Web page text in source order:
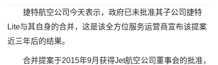
捷特航空公司今天表示，政府已未批准其子公司捷特
Lite与其自身的合并，这是该全方位服务运营商宣布该提案
近三年后的结果。
合并提案于2015年9月获得Jet航空公司董事会的批准，